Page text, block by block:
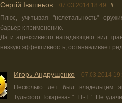
Сергій Івашньов 07.03.2014 18:49 #
Плюс, учитывая "нелетальность"
барьер к применению.
Да и агрессивного нападающего вид
низкую эффективность, останавливает
Игорь Андрущенко 07.03.2014
Несколько лет был владельцем
Тульского Токарева- " ТТ-Т ". Не